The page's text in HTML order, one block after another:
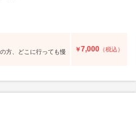
方、どこに行っても慢
￥7,000 （税込）